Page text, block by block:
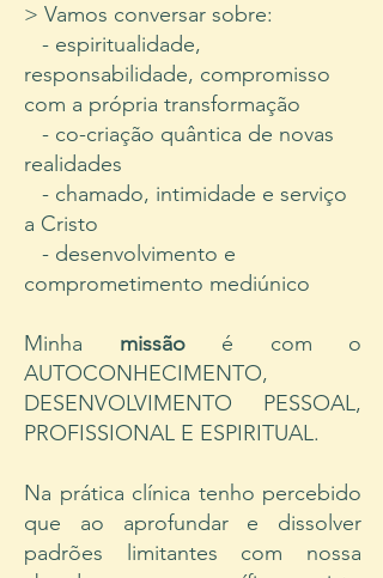
> Vamos conversar sobre:
- espiritualidade,
responsabilidade, compromisso
com a própria transformação
- co-criação quântica de novas
realidades
- chamado, intimidade e serviço
a Cristo
- desenvolvimento e
comprometimento mediúnico
Minha missãoé com o
AUTOCONHECIMENTO,
DESENVOLVIMENTO PESSOAL,
PROFISSIONAL E ESPIRITUAL.
Na prática clínica tenho percebido
que ao aprofundar e dissolver
padrões limitantes com nossa